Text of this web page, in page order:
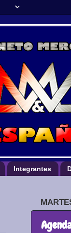
Integrantes